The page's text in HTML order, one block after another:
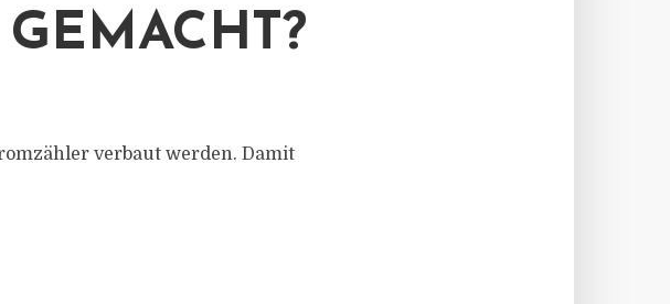
verbaut werden. Damit